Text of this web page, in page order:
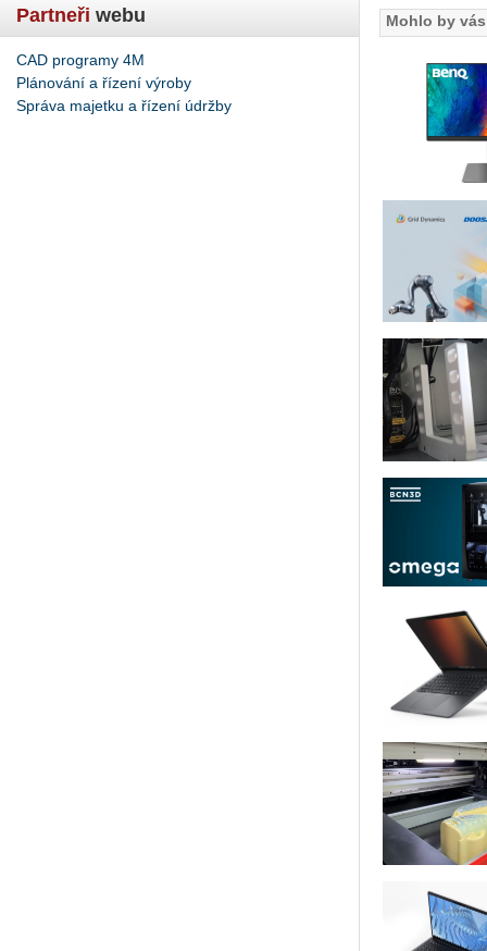
Partneři webu
CAD programy 4M
Plánování a řízení výroby
Správa majetku a řízení údržby
Mohlo by